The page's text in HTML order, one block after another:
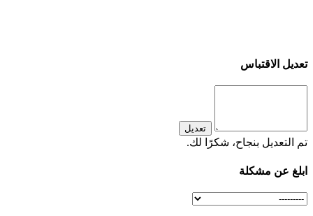
تعديل الاقتباس
تعديل
تم التعديل بنجاح، شكرًا لك.
ابلغ عن مشكلة